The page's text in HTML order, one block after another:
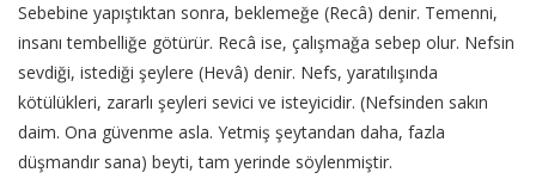
Sebebine yapıştıktan sonra, beklemeğe (Recâ) denir. Temenni,
insanı tembelliğe götürür. Recâ ise, çalışmağa sebep olur. Nefsin
sevdiği, istediği şeylere (Hevâ) denir. Nefs, yaratılışında
kötülükleri, zararlı şeyleri sevici ve isteyicidir. (Nefsinden sakın
daim. Ona güvenme asla. Yetmiş şeytandan daha, fazla
düşmandır sana) beyti, tam yerinde söylenmiştir.